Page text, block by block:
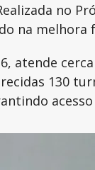
no
na melhora
atende
130